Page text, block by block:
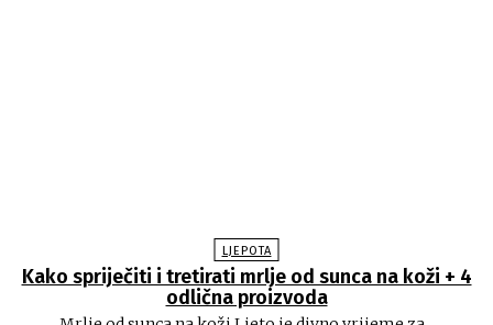
LJEPOTA
Kako spriječiti i tretirati mrlje od sunca na koži + 4
odlična proizvoda